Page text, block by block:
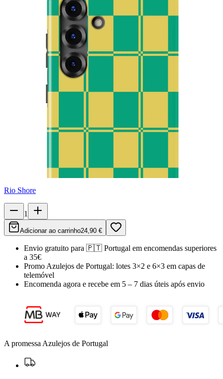
Rio Shore
1
Adicionar ao carrinho24,90 €
Envio gratuito para 🇵🇹 Portugal em encomendas superiores
a 35€
Promo Azulejos de Portugal: lotes 3×2 e 6×3 em capas de
telemóvel
Encomenda agora e recebe em 5 – 7 dias úteis após envio
A promessa Azulejos de Portugal